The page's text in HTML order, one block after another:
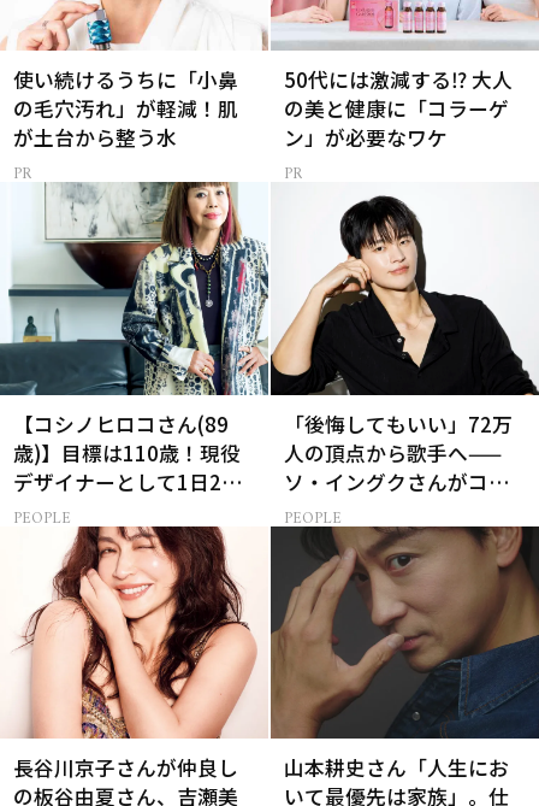
使い続けるうちに「小鼻
の毛穴汚れ」が軽減！肌
が土台から整う水
50代には激減する⁉ 大人
の美と健康に「コラーゲ
ン」が必要なワケ
【コシノヒロコさん(89
歳)】目標は110歳！現役
デザイナーとして1日2食
と筋トレの理由
PEOPLE
「後悔してもいい」72万
人の頂点から歌手へ——
ソ・イングクさんがコツ
コツ頑張れる原動力とは
PEOPLE
長谷川京子さんが仲良し
の板谷由夏さん、吉瀬美
山本耕史さん「人生にお
いて最優先は家族」。仕